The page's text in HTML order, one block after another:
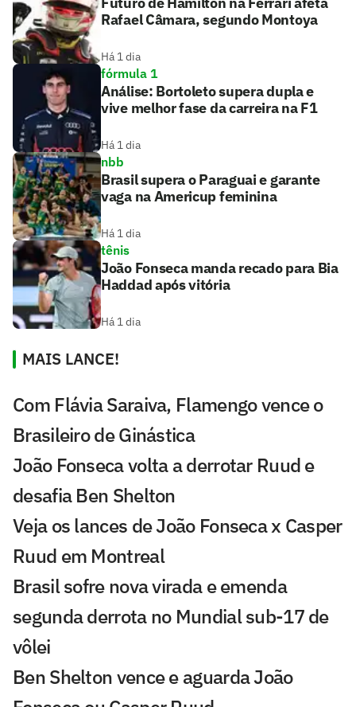
Rafael Câmara, segundo Montoya
Há 1 dia
fórmula 1
Análise: Bortoleto supera dupla e
vive melhor fase da carreira na F1
Há 1 dia
nbb
Brasil supera o Paraguai e garante
vaga na Americup feminina
Há 1 dia
tênis
João Fonseca manda recado para Bia
Haddad após vitória
Há 1 dia
MAIS LANCE!
Com Flávia Saraiva, Flamengo vence o
Brasileiro de Ginástica
João Fonseca volta a derrotar Ruud e
desafia Ben Shelton
Veja os lances de João Fonseca x Casper
Ruud em Montreal
Brasil sofre nova virada e emenda
segunda derrota no Mundial sub-17 de
vôlei
Ben Shelton vence e aguarda João